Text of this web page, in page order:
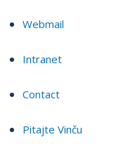
Webmail
Intranet
Contact
Pitajte Vinču